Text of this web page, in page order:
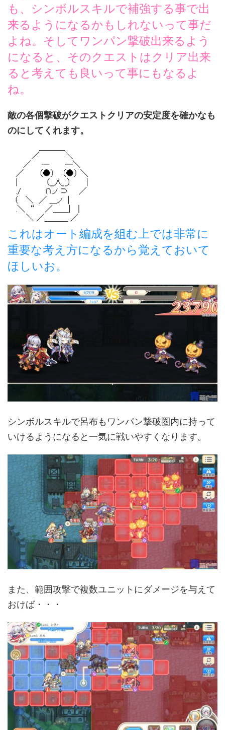
も、シンボルスキルで補強する事で出
来るようになるかもしれないって事だ
よね。そしてワンパン撃破出来るよう
になると、そのクエストはクリア出来
ると考えても良いって事にもなるよ
ね。
敵の各個撃破がクエストクリアの安定度を確かなも
のにしてくれます。
これはオート編成を組む上では非常に
重要な考え方になるから覚えておいて
ほしいお。
シンボルスキルで呂布もワンパン撃破圏内に持って
いけるようになると一気に戦いやすくなります。
また、範囲攻撃で複数ユニットにダメージを与えて
おけば・・・